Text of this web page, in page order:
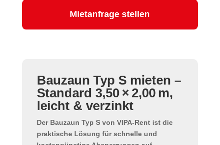
Mietanfrage stellen
Bauzaun Typ S mieten –
Standard 3,50 × 2,00 m,
leicht & verzinkt
Der Bauzaun Typ Svon VIPA-Rent ist die
praktische Lösung für schnelle und